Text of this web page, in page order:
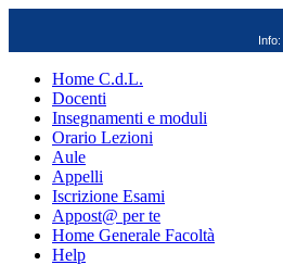
Info:
Home C.d.L.
Docenti
Insegnamenti e moduli
Orario Lezioni
Aule
Appelli
Iscrizione Esami
Appost@ per te
Home Generale Facoltà
Help